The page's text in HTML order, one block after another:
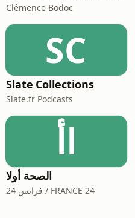
Clémence Bodoc
SC
Slate Collections
Slate.fr Podcasts
اأ
الصحة أولا
فرانس 24 / FRANCE 24